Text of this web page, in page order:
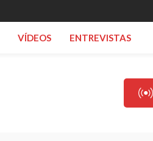
VÍDEOS ENTREVISTAS